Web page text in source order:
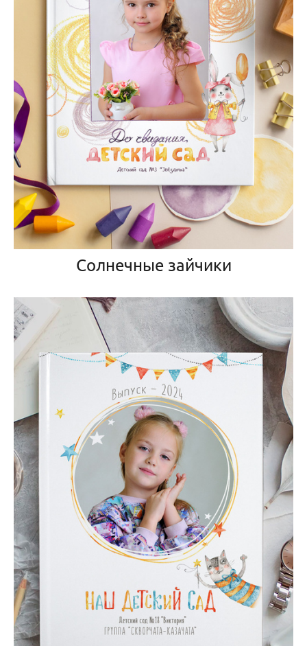
Солнечные зайчики